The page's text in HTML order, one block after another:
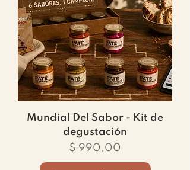
Mundial Del Sabor - Kit de
degustación
Precio
$ 990,00